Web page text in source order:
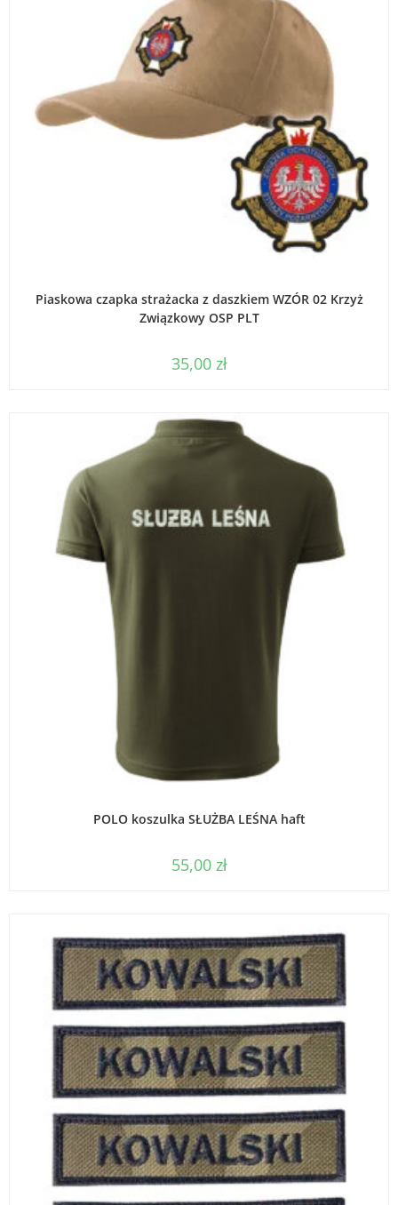
Piaskowa czapka strażacka z daszkiem WZÓR 02 Krzyż
Związkowy OSP PLT
35,00 zł
WYBIERZ OPCJE
POLO koszulka SŁUŻBA LEŚNA haft
55,00 zł